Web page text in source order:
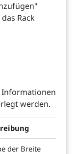
Rack
werden.
der Breite